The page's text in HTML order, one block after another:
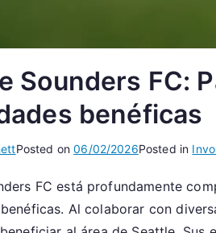
Sounders FC:
benéficas
Posted on06/02/2026Posted in
FC está profundamente
Al colaborar con